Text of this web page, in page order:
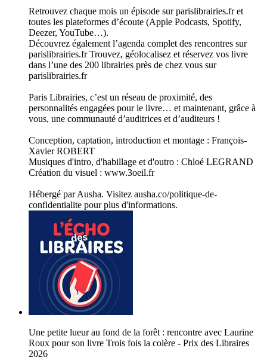
Retrouvez chaque mois un épisode sur parislibrairies.fr et
toutes les plateformes d’écoute (Apple Podcasts, Spotify,
Deezer, YouTube…).
Découvrez également l’agenda complet des rencontres sur
parislibrairies.fr Trouvez, géolocalisez et réservez vos livre
dans l’une des 200 librairies près de chez vous sur
parislibrairies.fr
Paris Librairies, c’est un réseau de proximité, des
personnalités engagées pour le livre… et maintenant, grâce à
vous, une communauté d’auditrices et d’auditeurs !
Conception, captation, introduction et montage : François-
Xavier ROBERT
Musiques d'intro, d'habillage et d'outro : Chloé LEGRAND
Création du visuel : www.3oeil.fr
Hébergé par Ausha. Visitez ausha.co/politique-de-
confidentialite pour plus d'informations.
Une petite lueur au fond de la forêt : rencontre avec Laurine
Roux pour son livre Trois fois la colère - Prix des Libraires
2026